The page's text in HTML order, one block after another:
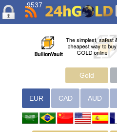
9537
Gold
EUR CAD AUD